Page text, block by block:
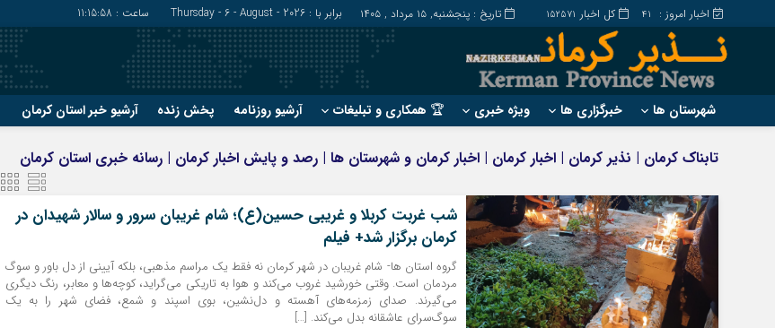
کل اخبار 152571 اخبار امروز : 41 تاریخ : پنجشنبه, ۱۵ مرداد , ۱۴۰۵ برابر با : Thursday - 6 - August - 2026 ساعت : 11:16:00
شهرستان ها خبرگزاری ها ویژه خبری 🏆 همکاری و تبلیغات آرشیو روزنامه پخش زنده آرشیو خبر استان کرمان
انار
بافت
بردسیر
جیرفت
رابر
راور
زرند
شهربابک
فاریاب
تابناک کرمان | نذیر کرمان | اخبار کرمان | اخبار کرمان و شهرستان ها | رصد و پایش اخبار کرمان | رسانه خبری استان کرمان
شب غربت کربلا و غریبی حسین(ع)؛ شام غریبان سرور و سالار شهیدان در
کرمان برگزار شد+ فیلم
گروه استان ها- شام غریبان در شهر کرمان نه فقط یک مراسم مذهبی، بلکه آیینی از دل باور و سوگ
مردمان است. وقتی خورشید غروب می‌کند و هوا به تاریکی می‌گراید، کوچه‌ها و معابر، رنگ دیگری
می‌گیرند. صدای زمزمه‌های آهسته و دل‌نشین، بوی اسپند و شمع، فضای شهر را به یک
سوگ‌سرای عاشقانه بدل می‌کند. […]